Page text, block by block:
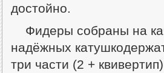
достойно.
Фидеры собраны на
надёжных
три части (2 +